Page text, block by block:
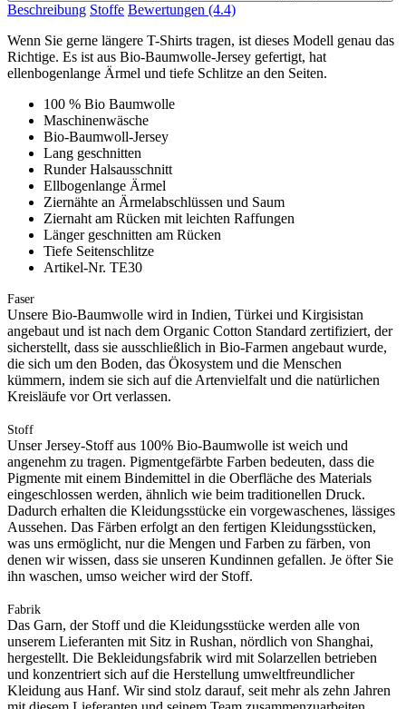
Beschreibung Stoffe Bewertungen (4.4)
Wenn Sie gerne längere T-Shirts tragen, ist dieses Modell genau das
Richtige. Es ist aus Bio-Baumwolle-Jersey gefertigt, hat
ellenbogenlange Ärmel und tiefe Schlitze an den Seiten.
100 % Bio Baumwolle
Maschinenwäsche
Bio-Baumwoll-Jersey
Lang geschnitten
Runder Halsausschnitt
Ellbogenlange Ärmel
Ziernähte an Ärmelabschlüssen und Saum
Ziernaht am Rücken mit leichten Raffungen
Länger geschnitten am Rücken
Tiefe Seitenschlitze
Artikel-Nr. TE30
Faser
Unsere Bio-Baumwolle wird in Indien, Türkei und Kirgisistan
angebaut und ist nach dem Organic Cotton Standard zertifiziert, der
sicherstellt, dass sie ausschließlich in Bio-Farmen angebaut wurde,
die sich um den Boden, das Ökosystem und die Menschen
kümmern, indem sie sich auf die Artenvielfalt und die natürlichen
Kreisläufe vor Ort verlassen.
Stoff
Unser Jersey-Stoff aus 100% Bio-Baumwolle ist weich und
angenehm zu tragen. Pigmentgefärbte Farben bedeuten, dass die
Pigmente mit einem Bindemittel in die Oberfläche des Materials
eingeschlossen werden, ähnlich wie beim traditionellen Druck.
Dadurch erhalten die Kleidungsstücke ein vorgewaschenes, lässiges
Aussehen. Das Färben erfolgt an den fertigen Kleidungsstücken,
was uns ermöglicht, nur die Mengen und Farben zu färben, von
denen wir wissen, dass sie unseren Kundinnen gefallen. Je öfter Sie
ihn waschen, umso weicher wird der Stoff.
Fabrik
Das Garn, der Stoff und die Kleidungsstücke werden alle von
unserem Lieferanten mit Sitz in Rushan, nördlich von Shanghai,
hergestellt. Die Bekleidungsfabrik wird mit Solarzellen betrieben
und konzentriert sich auf die Herstellung umweltfreundlicher
Kleidung aus Hanf. Wir sind stolz darauf, seit mehr als zehn Jahren